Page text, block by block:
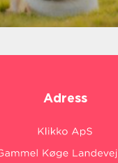
Adress